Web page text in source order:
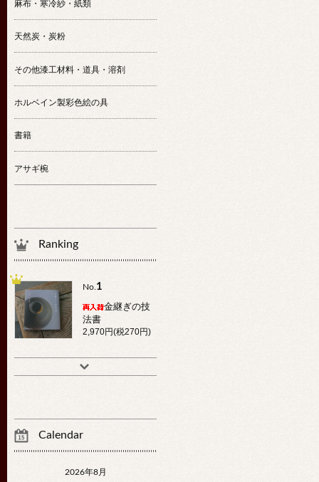
麻布・寒冷紗・紙類
天然炭・炭粉
その他漆工材料・道具・溶剤
ホルベイン製彩色絵の具
書籍
アサギ椀
Ranking
No.1
金継ぎの技
法書
2,970円(税270円)
Calendar
2026年8月